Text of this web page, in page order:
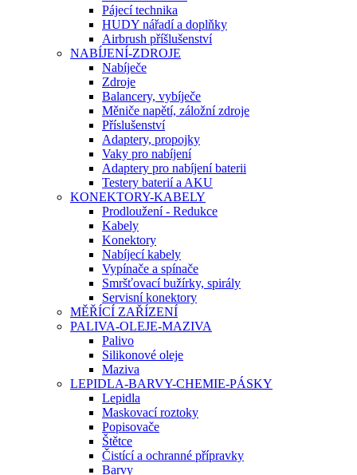
Pájecí technika
HUDY nářadí a doplňky
Airbrush příšlušenství
NABÍJENÍ-ZDROJE
Nabíječe
Zdroje
Balancery, vybíječe
Měniče napětí, záložní zdroje
Příslušenství
Adaptery, propojky
Vaky pro nabíjení
Adaptery pro nabíjení baterii
Testery baterií a AKU
KONEKTORY-KABELY
Prodloužení - Redukce
Kabely
Konektory
Nabíjecí kabely
Vypínače a spínače
Smršťovací bužírky, spirály
Servisní konektory
MĚŘÍCÍ ZAŘÍZENÍ
PALIVA-OLEJE-MAZIVA
Palivo
Silikonové oleje
Maziva
LEPIDLA-BARVY-CHEMIE-PÁSKY
Lepidla
Maskovací roztoky
Popisovače
Štětce
Čistící a ochranné přípravky
Barvy